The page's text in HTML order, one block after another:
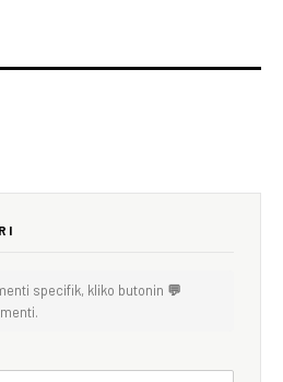
specifik, kliko butonin 💬